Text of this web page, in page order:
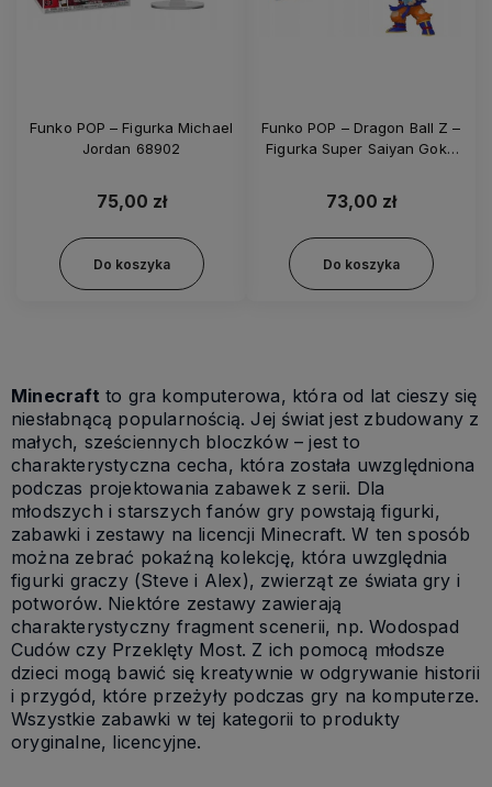
Funko POP – Figurka Michael
Jordan 68902
75,00 zł
Do koszyka
Funko POP – Dragon Ball Z –
Figurka Super Saiyan Goku
73,00 zł
Do koszyka
Minecraft to gra komputerowa, która od lat cieszy się
niesłabnącą popularnością. Jej świat jest zbudowany z
małych, sześciennych bloczków – jest to
charakterystyczna cecha, która została uwzględniona
podczas projektowania zabawek z serii. Dla
młodszych i starszych fanów gry powstają figurki,
zabawki i zestawy na licencji Minecraft. W ten sposób
można zebrać pokaźną kolekcję, która uwzględnia
figurki graczy (Steve i Alex), zwierząt ze świata gry i
potworów. Niektóre zestawy zawierają
charakterystyczny fragment scenerii, np. Wodospad
Cudów czy Przeklęty Most. Z ich pomocą młodsze
dzieci mogą bawić się kreatywnie w odgrywanie historii
i przygód, które przeżyły podczas gry na komputerze.
Wszystkie zabawki w tej kategorii to produkty
oryginalne, licencyjne.